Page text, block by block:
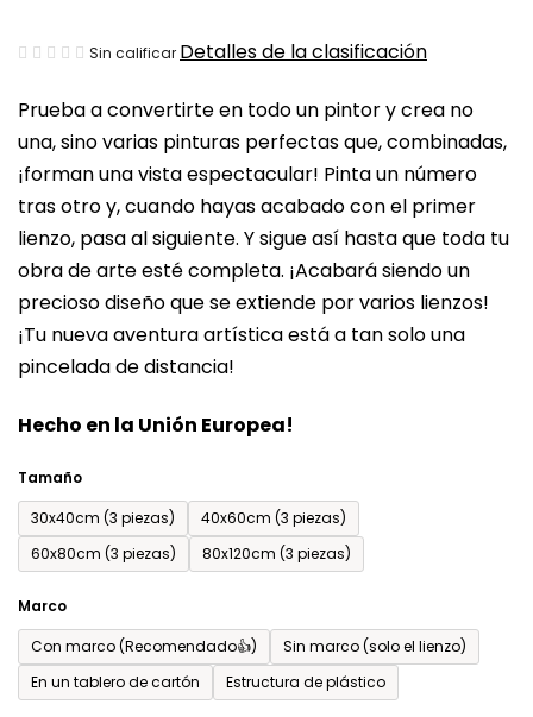
Prueba a convertirte en todo un pintor y crea no
una, sino varias pinturas perfectas que, combinadas,
¡forman una vista espectacular! Pinta un número
tras otro y, cuando hayas acabado con el primer
lienzo, pasa al siguiente. Y sigue así hasta que toda tu
obra de arte esté completa. ¡Acabará siendo un
precioso diseño que se extiende por varios lienzos!
¡Tu nueva aventura artística está a tan solo una
pincelada de distancia!
Hecho en la Unión Europea!
Tamaño
30x40cm (3 piezas)
40x60cm (3 piezas)
60x80cm (3 piezas)
80x120cm (3 piezas)
Marco
Con marco (Recomendado👍)
Sin marco (solo el lienzo)
En un tablero de cartón
Estructura de plástico
La
media
del
producto
es
de
0,0
sobre
5
estrellas.
Sin calificar Detalles de la clasificación